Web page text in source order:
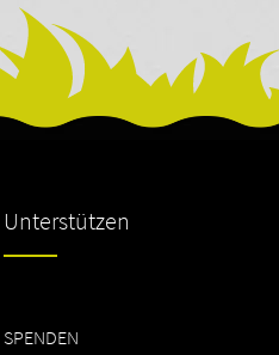
Unterstützen
SPENDEN